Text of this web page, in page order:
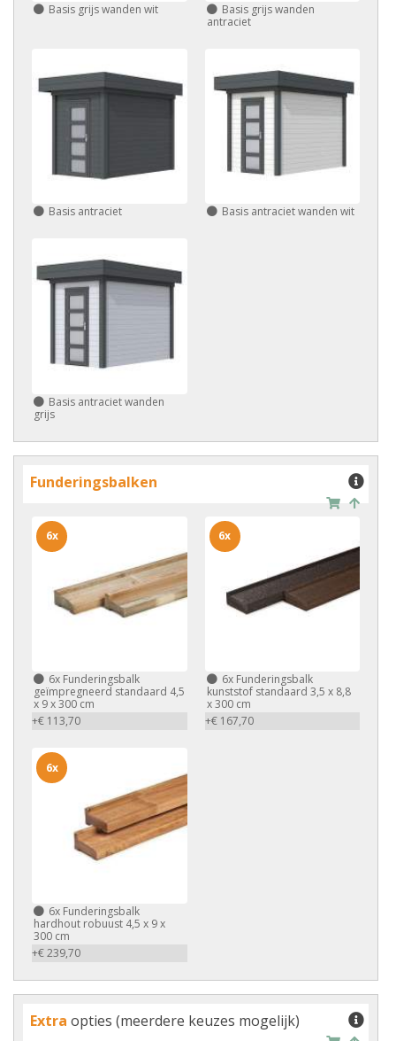
Basis grijs wanden wit
Basis grijs wanden
antraciet
Basis antraciet Basis antraciet wanden wit
Basis antraciet wanden
grijs
Funderingsbalken
6x Funderingsbalk
geïmpregneerd standaard 4,5
x 9 x 300 cm
+€ 113,70
6x
6xFunderingsbalk
kunststof standaard 3,5 x 8,8
x 300 cm
+€ 167,70
6x
6x Funderingsbalk
hardhout robuust 4,5 x 9 x
300 cm
+€ 239,70
6x
Extra opties (meerdere keuzes mogelijk)